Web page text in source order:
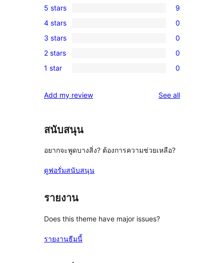
9
5-
star
reviews
5 stars 9
0
4-
star
reviews
4 stars 0
0
3-
star
3 stars 0
0
2-
reviews
2 stars 0
0
star
1 star 0
Add my review See allreviews
สนับสนุน
อยากจะพูดบางสิ่ง? ต้องการความช่วยเหลือ?
ดูฟอรั่มสนับสนุน
รายงาน
Does this theme have major issues?
รายงานธีมนี้